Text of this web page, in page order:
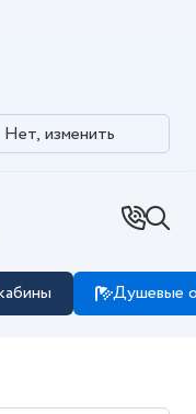
Нет, изменить
Душевые